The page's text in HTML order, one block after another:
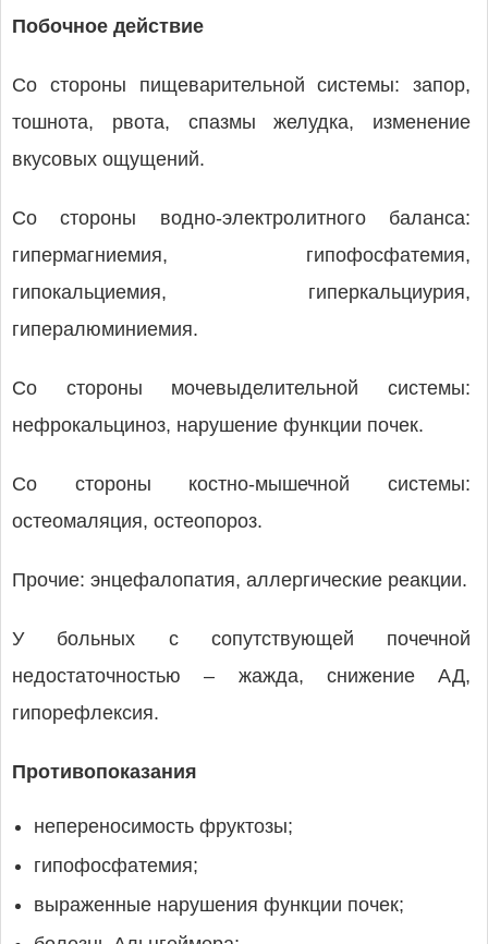
Побочное действие
Со стороны пищеварительной системы: запор,
тошнота, рвота, спазмы желудка, изменение
вкусовых ощущений.
Со стороны водно-электролитного баланса:
гипермагниемия, гипофосфатемия,
гипокальциемия, гиперкальциурия,
гипералюминиемия.
Со стороны мочевыделительной системы:
нефрокальциноз, нарушение функции почек.
Со стороны костно-мышечной системы:
остеомаляция, остеопороз.
Прочие: энцефалопатия, аллергические реакции.
У больных с сопутствующей почечной
недостаточностью – жажда, снижение АД,
гипорефлексия.
Противопоказания
непереносимость фруктозы;
гипофосфатемия;
выраженные нарушения функции почек;